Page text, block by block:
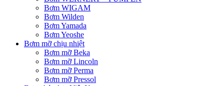
Bơm WIGAM
Bơm Wilden
Bơm Yamada
Bơm Yeoshe
Bơm mỡ chịu nhiệt
Bơm mỡ Beka
Bơm mỡ Lincoln
Bơm mỡ Perma
Bơm mỡ Pressol